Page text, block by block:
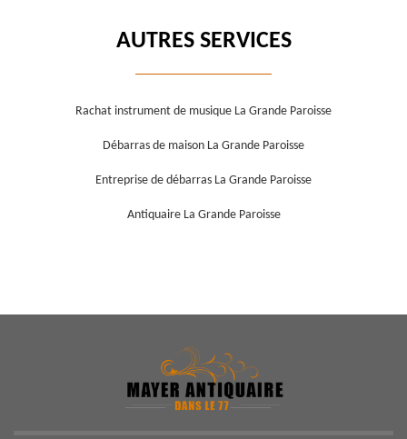
AUTRES SERVICES
Rachat instrument de musique La Grande Paroisse
Débarras de maison La Grande Paroisse
Entreprise de débarras La Grande Paroisse
Antiquaire La Grande Paroisse